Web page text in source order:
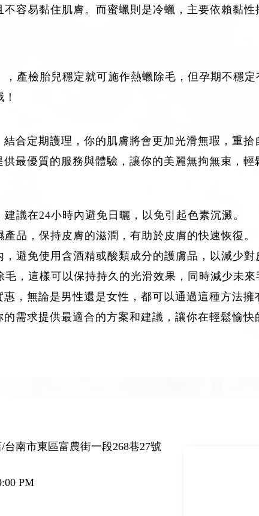
容易黏住肌膚。而蜜蠟則是冷蠟，主要依賴黏
產檢胎兒穩定就可施作熱蠟除毛，但孕期不穩
合定期護理，你的肌膚將會更加光滑無瑕，重
最優質的服務與體驗，讓你的美麗無拘無束，輕
建議在24小時內避免日曬，以免引起色素沉澱。
產品，保持皮膚的滋潤，有助於皮膚的快速恢復。
，避免使用含酒精或酸類成分的護膚品，以減少對
毛，這樣可以保持持久的光滑效果，同時減少未來
，無論是男性還是女性，都可以通過這種方法
需求提供最適合的方案和建議，讓你在輕鬆愉快
台南市東區富農街一段268巷27號
PM